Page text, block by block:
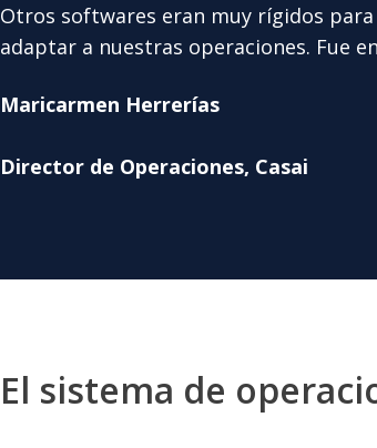
Otros softwares eran muy rígidos
adaptar a nuestras operaciones. Fue
Maricarmen Herrerías
Director de Operaciones, Casai
El sistema de